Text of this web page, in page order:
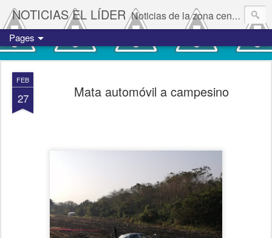
NOTICIAS EL LÍDER Noticias de la zona centro del estado de Veracruz.
Pages
FEB
27 Mata automóvil a campesino